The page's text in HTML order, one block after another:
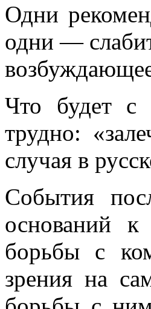
Одни
одни —
Что будет с
трудно:
случая в
События
оснований
борьбы с
зрения на